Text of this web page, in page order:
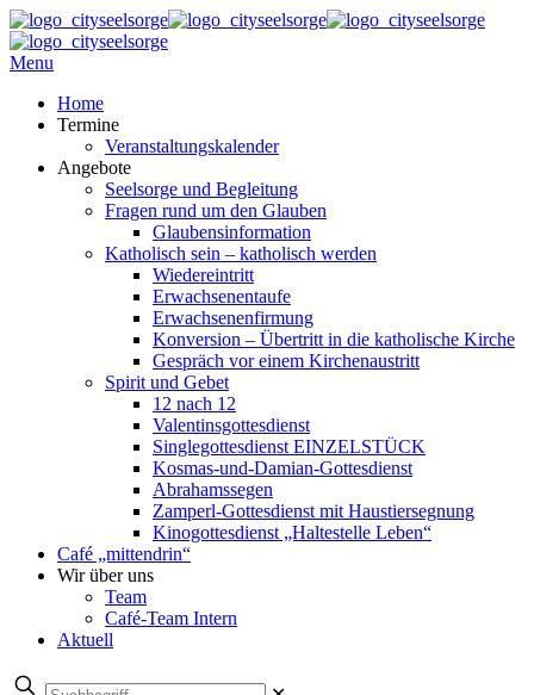
Menu
Home
Termine
Veranstaltungskalender
Angebote
Seelsorge und Begleitung
Fragen rund um den Glauben
Glaubensinformation
Katholisch sein – katholisch werden
Wiedereintritt
Erwachsenentaufe
Erwachsenenfirmung
Konversion – Übertritt in die katholische Kirche
Gespräch vor einem Kirchenaustritt
Spirit und Gebet
12 nach 12
Valentinsgottesdienst
Singlegottesdienst EINZELSTÜCK
Kosmas-und-Damian-Gottesdienst
Abrahamssegen
Zamperl-Gottesdienst mit Haustiersegnung
Kinogottesdienst „Haltestelle Leben“
Café „mittendrin“
Wir über uns
Team
Café-Team Intern
Aktuell